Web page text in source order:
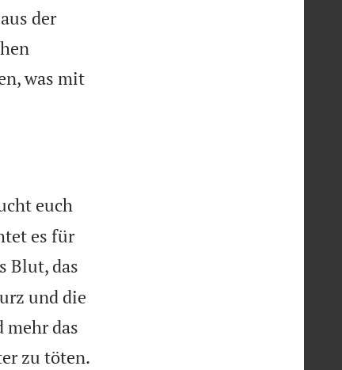
der
was mit
euch
es für
Blut, das
und die
mehr das
zu töten.